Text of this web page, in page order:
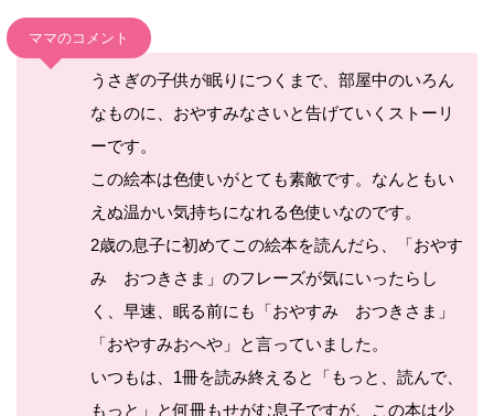
ママのコメント
うさぎの子供が眠りにつくまで、部屋中のいろん
なものに、おやすみなさいと告げていくストーリ
ーです。
この絵本は色使いがとても素敵です。なんともい
えぬ温かい気持ちになれる色使いなのです。
2歳の息子に初めてこの絵本を読んだら、「おやす
み おつきさま」のフレーズが気にいったらし
く、早速、眠る前にも「おやすみ おつきさま」
「おやすみおへや」と言っていました。
いつもは、1冊を読み終えると「もっと、読んで、
もっと」と何冊もせがむ息子ですが、この本は少